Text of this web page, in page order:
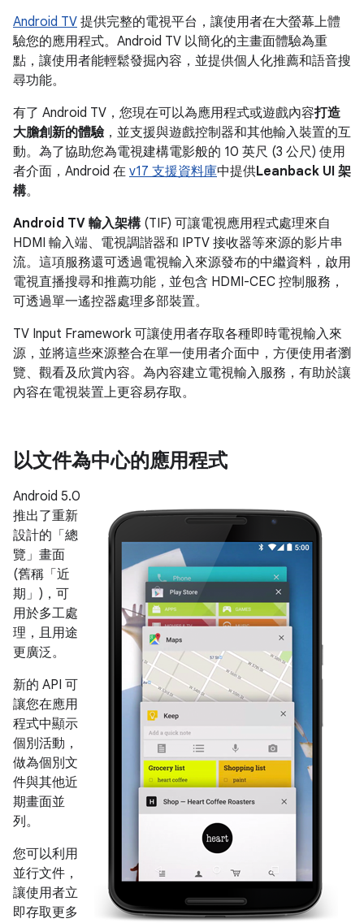
Android TV 提供完整的電視平台，讓使用者在大螢幕上體
驗您的應用程式。Android TV 以簡化的主畫面體驗為重
點，讓使用者能輕鬆發掘內容，並提供個人化推薦和語音搜
尋功能。
有了 Android TV，您現在可以為應用程式或遊戲內容打造
大膽創新的體驗，並支援與遊戲控制器和其他輸入裝置的互
動。為了協助您為電視建構電影般的 10 英尺 (3 公尺) 使用
者介面，Android 在 v17 支援資料庫中提供Leanback UI 架
構。
Android TV 輸入架構 (TIF) 可讓電視應用程式處理來自
HDMI 輸入端、電視調諧器和 IPTV 接收器等來源的影片串
流。這項服務還可透過電視輸入來源發布的中繼資料，啟用
電視直播搜尋和推薦功能，並包含 HDMI-CEC 控制服務，
可透過單一遙控器處理多部裝置。
TV Input Framework 可讓使用者存取各種即時電視輸入來
源，並將這些來源整合在單一使用者介面中，方便使用者瀏
覽、觀看及欣賞內容。為內容建立電視輸入服務，有助於讓
內容在電視裝置上更容易存取。
以文件為中心的應用程式
Android 5.0
推出了重新
設計的「總
覽」畫面
(舊稱「近
期」)，可
用於多工處
理，且用途
更廣泛。
新的 API 可
讓您在應用
程式中顯示
個別活動，
做為個別文
件與其他近
期畫面並
列。
您可以利用
並行文件，
讓使用者立
即存取更多